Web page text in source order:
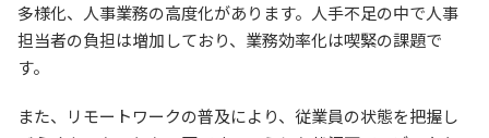
多様化、人事業務の高度化があります。人手不足の中で人事
担当者の負担は増加しており、業務効率化は喫緊の課題で
す。
また、リモートワークの普及により、従業員の状態を把握し